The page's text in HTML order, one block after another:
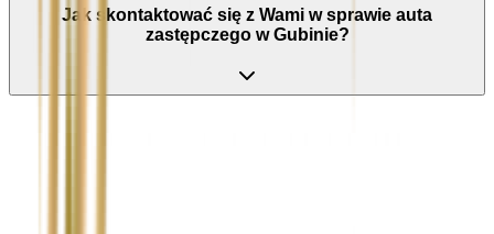
Jak skontaktować się z Wami w sprawie auta
zastępczego w Gubinie?